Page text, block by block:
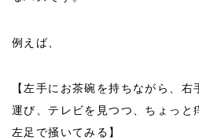
例えば、
【左手にお茶碗を持ちながら、
運び、テレビを見つつ、ちょっと
左足で掻いてみる】